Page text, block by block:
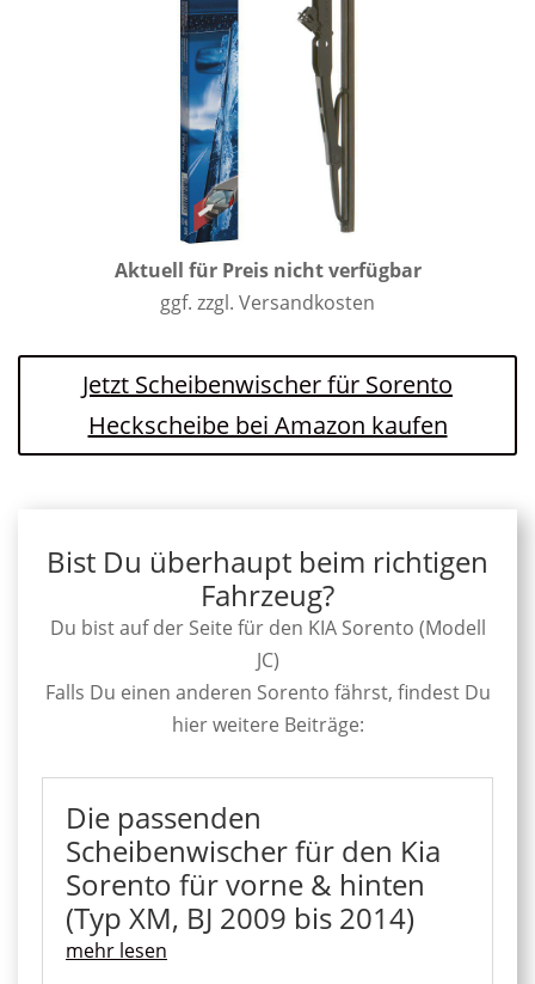
Aktuell für Preis nicht verfügbar
ggf. zzgl. Versandkosten
Jetzt Scheibenwischer für Sorento
Heckscheibe bei Amazon kaufen
Bist Du überhaupt beim richtigen
Fahrzeug?
Du bist auf der Seite für den KIA Sorento (Modell
JC)
Falls Du einen anderen Sorento fährst, findest Du
hier weitere Beiträge:
Die passenden
Scheibenwischer für den Kia
Sorento für vorne & hinten
(Typ XM, BJ 2009 bis 2014)
mehr lesen